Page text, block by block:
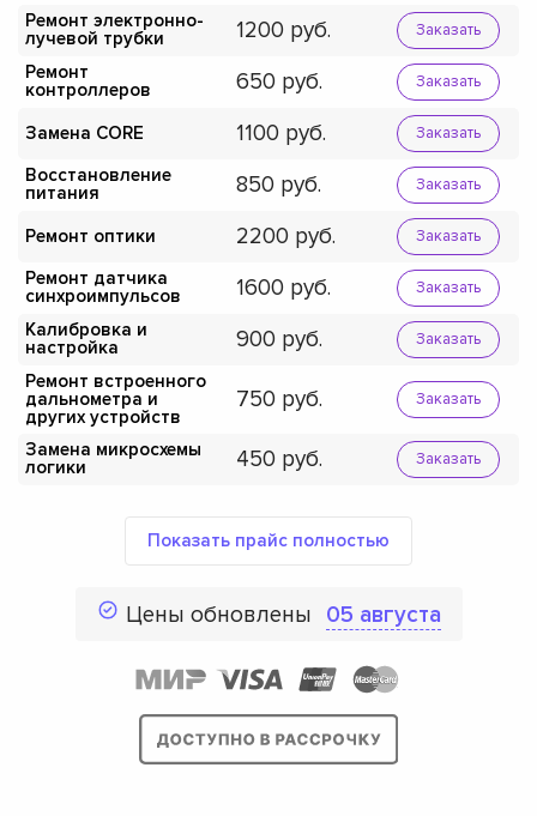
Ремонт электронно-
лучевой трубки
1200 Заказать
Ремонт
контроллеров
650 Заказать
Замена CORE 1100 Заказать
Восстановление
питания
850 Заказать
Ремонт оптики 2200 Заказать
Ремонт датчика
синхроимпульсов
1600 Заказать
Калибровка и
настройка
900 Заказать
Ремонт встроенного
дальнометра и
других устройств
750 Заказать
Замена микросхемы
логики
450 Заказать
Показать прайс полностью
Цены обновлены 05 августа